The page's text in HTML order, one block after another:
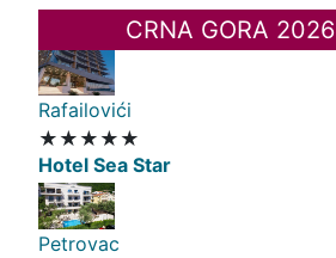
CRNA GORA 2026
Rafailovići
★★★★★
Hotel Sea Star
Petrovac